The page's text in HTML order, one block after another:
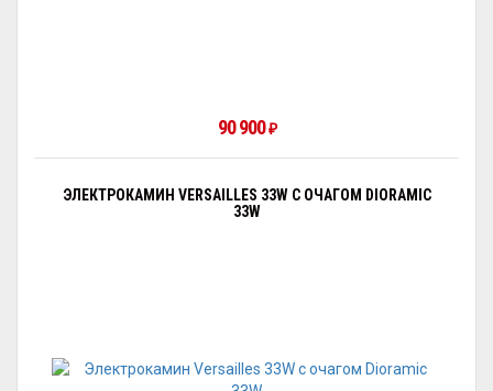
90 900 ₽
ЭЛЕКТРОКАМИН VERSAILLES 33W С ОЧАГОМ DIORAMIC
33W